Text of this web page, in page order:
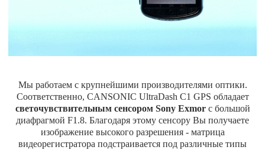
Мы работаем с крупнейшими производителями оптики.
Соответственно, CANSONIC UltraDash C1 GPS обладает
светочувствительным сенсором Sony Exmorс большой
диафрагмой F1.8. Благодаря этому сенсору Вы получаете
изображение высокого разрешения - матрица
видеорегистратора подстраивается под различные типы